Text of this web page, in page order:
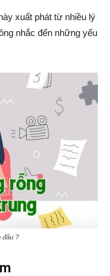
xuất phát từ nhiều lý
nhắc đến những yếu
đâu ?